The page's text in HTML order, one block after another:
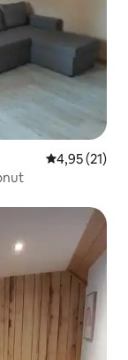
5 üzerinden
4,95 (21)